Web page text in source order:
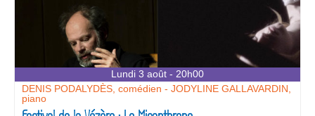
Lundi 3 août - 20h00
DENIS PODALYDÈS, comédien - JODYLINE GALLAVARDIN,
piano